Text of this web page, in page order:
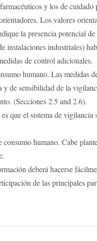
y los de cuidado
Los valores
la presencia potencial de
industriales)
de control adicionales.
humano. Las medidas
y de sensibilidad de la
(Secciones 2.5 and 2.6).
que el sistema de vigilancia
humano. Cabe
deberá hacerse
de las principales